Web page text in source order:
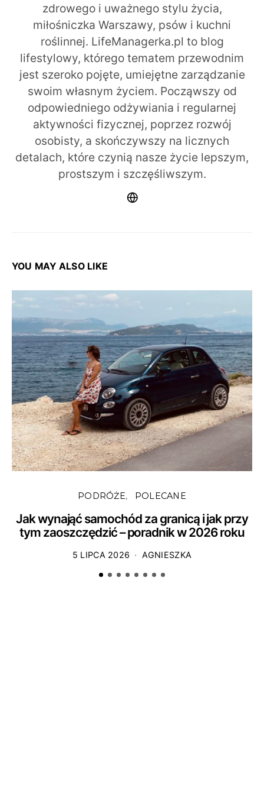
zdrowego i uważnego stylu życia,
miłośniczka Warszawy, psów i kuchni
roślinnej. LifeManagerka.pl to blog
lifestylowy, którego tematem przewodnim
jest szeroko pojęte, umiejętne zarządzanie
swoim własnym życiem. Począwszy od
odpowiedniego odżywiania i regularnej
aktywności fizycznej, poprzez rozwój
osobisty, a skończywszy na licznych
detalach, które czynią nasze życie lepszym,
prostszym i szczęśliwszym.
YOU MAY ALSO LIKE
PODRÓŻE POLECANE
Jak wynająć samochód za granicą i jak przy
tym zaoszczędzić – poradnik w 2026 roku
5 LIPCA 2026 AGNIESZKA